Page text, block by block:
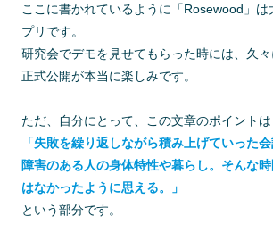
ここに書かれているように「Rosewood」は
プリです。
研究会でデモを見せてもらった時には、久々
正式公開が本当に楽しみです。
ただ、自分にとって、この文章のポイントは
「失敗を繰り返しながら積み上げていった
障害のある人の身体特性や暮らし。そんな
はなかったように思える。」
という部分です。